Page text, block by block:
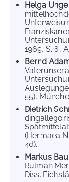
Helga
1969, S. 6,
Bernd
55),
Dietrich
(Hermaea
4d).
Markus
Rulman
Diss.